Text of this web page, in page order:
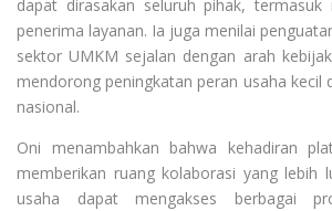
dapat dirasakan seluruh pihak, termasuk
penerima layanan. Ia juga menilai
sektor UMKM sejalan dengan arah
mendorong peningkatan peran usaha kecil
nasional.
Oni menambahkan bahwa kehadiran
memberikan ruang kolaborasi yang lebih
usaha dapat mengakses berbagai